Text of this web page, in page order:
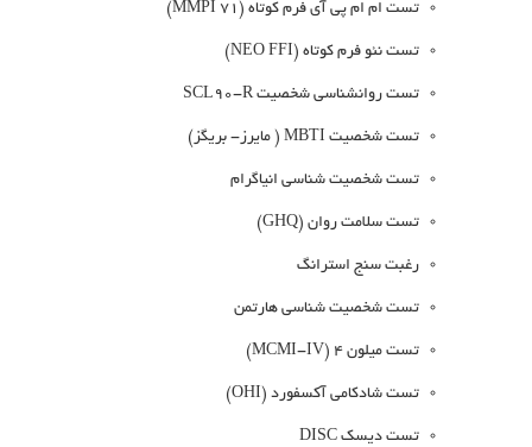
تست ام ام پی آی فرم کوتاه (71 MMPI)
تست نئو فرم کوتاه (NEO FFI)
تست روانشناسی شخصیت SCL90-R
تست شخصیت MBTI ( مایرز- بریگز)
تست شخصیت شناسی انیاگرام
تست سلامت روان (GHQ)
رغبت سنج استرانگ
تست شخصیت شناسی هارتمن
تست میلون 4 (MCMI-IV)
تست شادکامی آکسفورد (OHI)
تست دیسک DISC